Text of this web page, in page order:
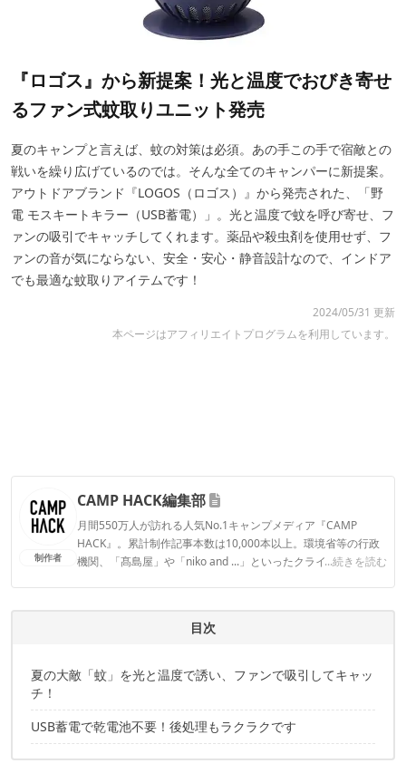
『ロゴス』から新提案！光と温度でおびき寄せ
るファン式蚊取りユニット発売
夏のキャンプと言えば、蚊の対策は必須。あの手この手で宿敵との
戦いを繰り広げているのでは。そんな全てのキャンパーに新提案。
アウトドアブランド『LOGOS（ロゴス）』から発売された、「野
電 モスキートキラー（USB蓄電）」。光と温度で蚊を呼び寄せ、フ
ァンの吸引でキャッチしてくれます。薬品や殺虫剤を使用せず、フ
ァンの音が気にならない、安全・安心・静音設計なので、インドア
でも最適な蚊取りアイテムです！
2024/05/31 更新
本ページはアフィリエイトプログラムを利用しています。
制作者
CAMP HACK編集部
月間550万人が訪れる人気No.1キャンプメディア『CAMP
HACK』。累計制作記事本数は10,000本以上。環境省等の行政
機関、「髙島屋」や「niko and ...」といったクライアントとの
...続きを読む
CAMP HACK編集部のプロフィール
目次
夏の大敵「蚊」を光と温度で誘い、ファンで吸引してキャッ
チ！
USB蓄電で乾電池不要！後処理もラクラクです